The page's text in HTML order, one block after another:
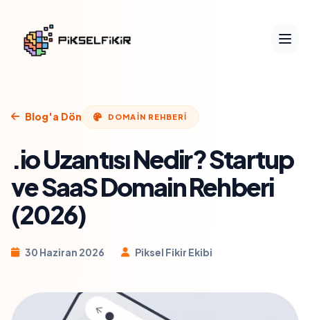
Blog'a Dön DOMAIN REHBERI
.io Uzantısı Nedir? Startup
ve SaaS Domain Rehberi
(2026)
30 Haziran 2026 Piksel Fikir Ekibi